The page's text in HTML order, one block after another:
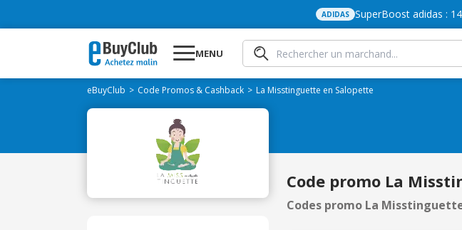
ADIDAS SuperBoost adidas :
MENU
eBuyClub Code Promos & Cashback La Misstinguette en Salopette
Code promo La
Codes promo La